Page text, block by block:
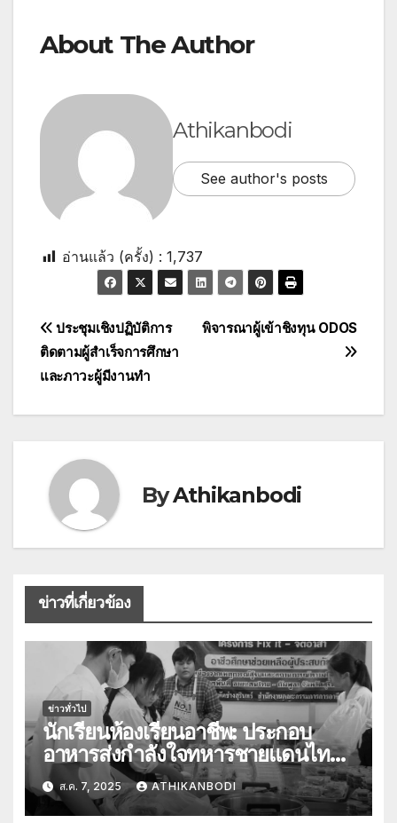
About The Author
Athikanbodi
See author's posts
อ่านแล้ว (ครั้ง) : 1,737
พิจารณาผู้เข้าชิงทุน ODOS
ประชุมเชิงปฏิบัติการ
ติดตามผู้สำเร็จการศึกษา
และภาวะผู้มีงานทำ
ByAthikanbodi
ข่าวที่เกี่ยวข้อง
ข่าวทั่วไป
นักเรียนห้องเรียนอาชีพ: ประกอบ
อาหารส่งกำลังใจทหารชายแดนไทย-
กัมพูชา
ส.ค. 7, 2025 ATHIKANBODI